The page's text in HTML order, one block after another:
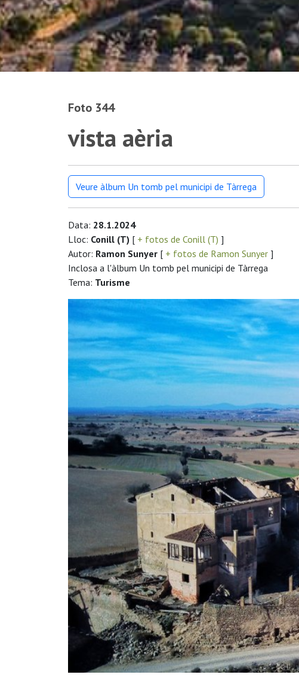
Foto 344
vista aèria
Veure àlbum Un tomb pel municipi de Tàrrega
Data: 28.1.2024
Lloc: Conill (T) [ + fotos de Conill (T) ]
Autor: Ramon Sunyer [ + fotos de Ramon Sunyer ]
Inclosa a l'àlbum Un tomb pel municipi de Tàrrega
Tema: Turisme